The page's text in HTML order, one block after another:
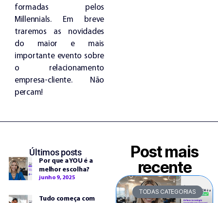
formadas pelos
Millennials. Em breve
traremos as novidades
do maior e mais
importante evento sobre
o relacionamento
empresa-cliente. Não
percam!
Últimos posts
Por que a YOU é a
melhor escolha?
junho 9, 2025
Tudo começa com
Post mais
recente
TODAS CATEGORIAS